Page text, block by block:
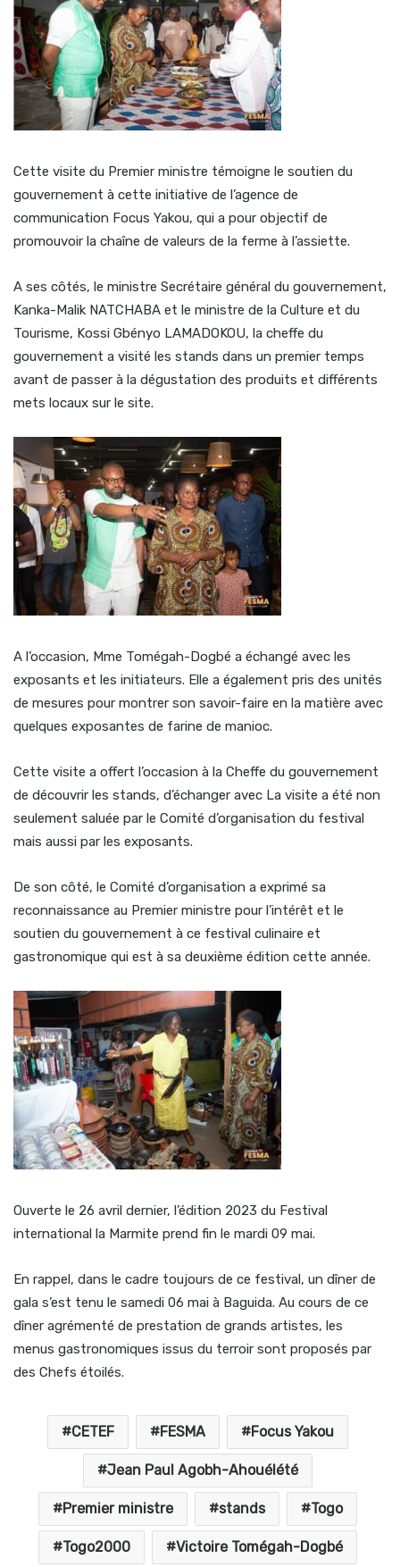
Cette visite du Premier ministre témoigne le soutien du
gouvernement à cette initiative de l’agence de
communication Focus Yakou, qui a pour objectif de
promouvoir la chaîne de valeurs de la ferme à l’assiette.
A ses côtés, le ministre Secrétaire général du gouvernement,
Kanka-Malik NATCHABA et le ministre de la Culture et du
Tourisme, Kossi Gbényo LAMADOKOU, la cheffe du
gouvernement a visité les stands dans un premier temps
avant de passer à la dégustation des produits et différents
mets locaux sur le site.
A l’occasion, Mme Tomégah-Dogbé a échangé avec les
exposants et les initiateurs. Elle a également pris des unités
de mesures pour montrer son savoir-faire en la matière avec
quelques exposantes de farine de manioc.
Cette visite a offert l’occasion à la Cheffe du gouvernement
de découvrir les stands, d’échanger avec La visite a été non
seulement saluée par le Comité d’organisation du festival
mais aussi par les exposants.
De son côté, le Comité d’organisation a exprimé sa
reconnaissance au Premier ministre pour l’intérêt et le
soutien du gouvernement à ce festival culinaire et
gastronomique qui est à sa deuxième édition cette année.
Ouverte le 26 avril dernier, l’édition 2023 du Festival
international la Marmite prend fin le mardi 09 mai.
En rappel, dans le cadre toujours de ce festival, un dîner de
gala s’est tenu le samedi 06 mai à Baguida. Au cours de ce
dîner agrémenté de prestation de grands artistes, les
menus gastronomiques issus du terroir sont proposés par
des Chefs étoilés.
CETEF FESMA Focus Yakou
Jean Paul Agobh-Ahouélété
Premier ministre stands Togo
Togo2000 Victoire Tomégah-Dogbé